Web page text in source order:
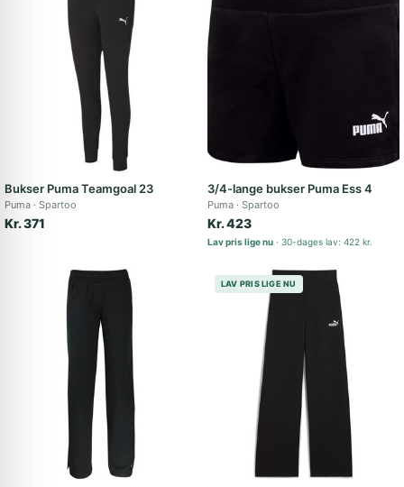
Bukser Puma Teamgoal 23
Puma Spartoo
Kr. 371
3/4-lange bukser Puma Ess 4
Puma Spartoo
Kr. 423
Lav pris lige nu 30-dages lav: 422 kr.
LAV PRIS LIGE NU